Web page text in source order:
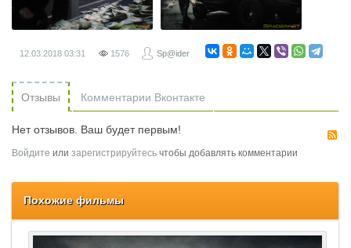
12.03.2018 03:31 1576 Sp@ider
Отзывы Комментарии Вконтакте
Нет отзывов. Ваш будет первым!
Войдите или зарегистрируйтесь чтобы добавлять комментарии
Похожие фильмы